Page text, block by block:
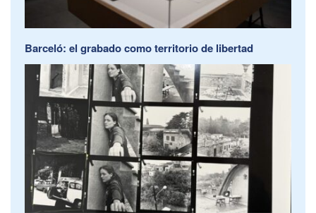
Barceló: el grabado como territorio de libertad